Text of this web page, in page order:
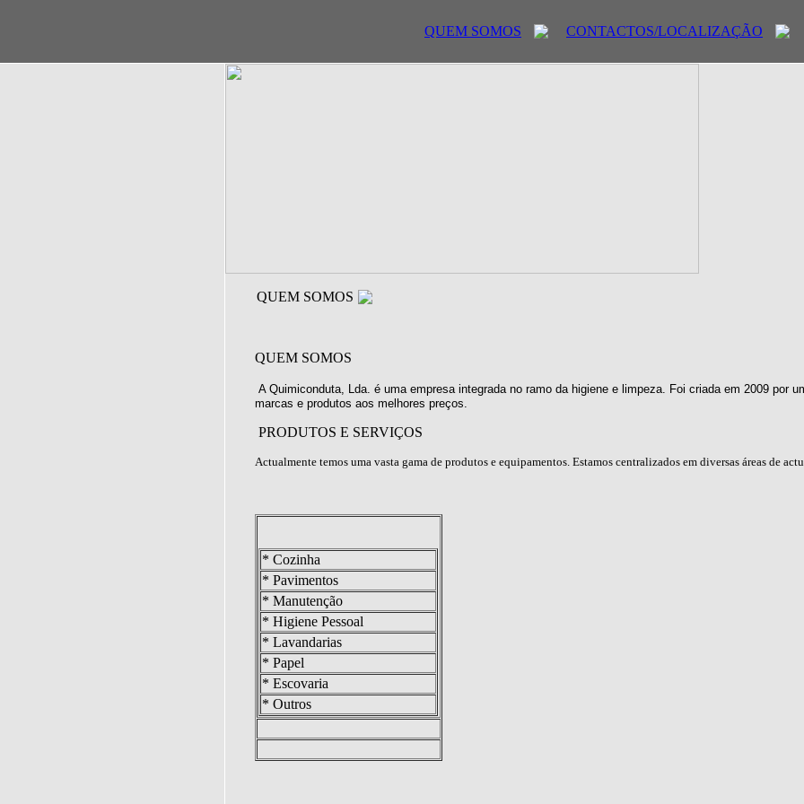
QUEM SOMOS CONTACTOS/LOCALIZAÇÃO
QUEM SOMOS
QUEM SOMOS
A Quimiconduta, Lda. é uma empresa integrada no ramo da higiene e limpeza. Foi criada em 2009 por
marcas e produtos aos melhores preços.
PRODUTOS E SERVIÇOS
Actualmente temos uma vasta gama de produtos e equipamentos. Estamos centralizados em diversas áreas de
* Cozinha
* Pavimentos
* Manutenção
* Higiene Pessoal
* Lavandarias
* Papel
* Escovaria
* Outros